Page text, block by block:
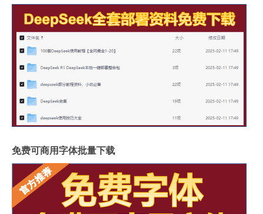
免费可商用字体批量下载